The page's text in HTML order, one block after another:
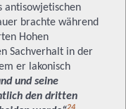
antisowjetischen
brachte während
Hohen
Sachverhalt in der
er lakonisch
und seine
den dritten